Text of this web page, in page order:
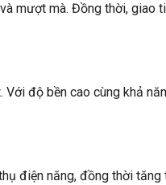
mượt mà. Đồng thời, giao
độ bền cao cùng khả
điện năng, đồng thời tăng